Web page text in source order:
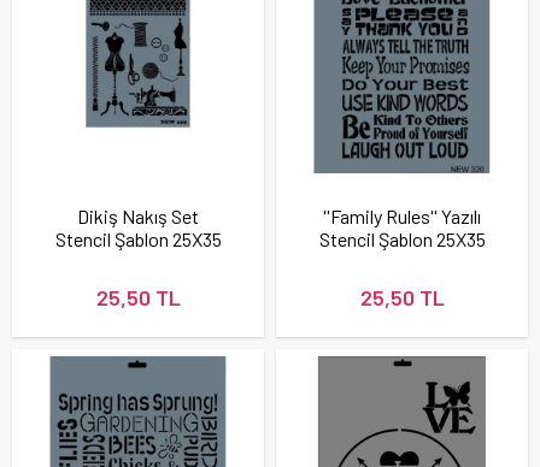
Dikiş Nakış Set
Stencil Şablon 25X35
25,50 TL
''Family Rules'' Yazılı
Stencil Şablon 25X35
25,50 TL